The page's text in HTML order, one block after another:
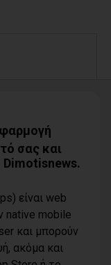
σας και
Dimotisnews.
είναι web
native mobile
και μπορούν
ακόμα και